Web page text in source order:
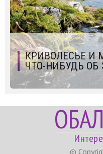
КРИВОЛЕСЬЕ И
ЧТО-НИБУДЬ ОБ
©